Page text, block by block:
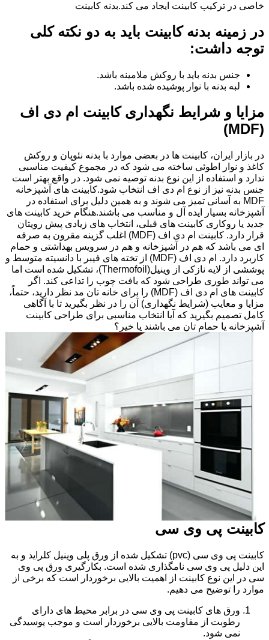
خاصی در ترکیب کابینت ایجاد می کند.بدنه کابینت
در زمینه بدنه کابینت باید به دو نکته کلی
توجه داشت:
جنس بدنه باید با روکش ملامینه باشد.
لبه بدنه با نوار پوشیده شده باشد.
مزایا و شرایط نگهداری کابینت ام دی اف
(MDF)
در بازار ایران، کابینت ها در بعضی موارد با بدنه نئوپان و روکش
کاغذ و نوار اطوئی ساخته می شود که در مجموع کیفیت مناسبی
ندارد و استفاده از این نوع بدنه توصیه نمی شود. در واقع بهتر است
جنس بدنه نیز از نوع ام دی اف انتخاب شود.کابینت های آشپزخانه
MDF به آسانی تمیز می شوند و به همین دلیل برای استفاده در
آشپزخانه بسیار ایده آل و مناسب می باشند.هنگام خرید کابینت های
جدید یا روکاری کابینت های قبلی، انتخاب های زیادی پیش رویتان
قرار دارد. کابینت ام دی اف (MDF) اغلب گزینه مقرون به صرفه
ای می باشد که هم در آشپزخانه و هم در سرویس بهداشتی و حمام
کاربرد دارد. ام دی اف (MDF) از تخته های فیبر با دانسیته متوسط و
پوششی از لایه نازکی از وینیل(Thermofoil)، تشکیل شده است اما
می تواند طوری طراحی شود که بافت چوب را تداعی کند. اگر
کابینت های ام دی اف (MDF) را برای خانه تان مد نظر دارید، حتماً،
مزایا و معایب (شرایط نگهداری) آن را در نظر بگیرید تا با آگاهی
کامل تصمیم بگیرید که آیا انتخاب مناسبی برای طراحی کابینت
آشپزخانه یا حمام تان می باشند یا خیر؟
کابینت پی وی سی
کابینت پی وی سی (pvc) تشکیل شده از ورق پلی وینیل کلراید و به
این دلیل پی وی سی نامگذاری شده است. بکارگیری ورق پی وی
سی در این نوع کابینت از اهمیت بالایی برخوردار است که برخی از
موارد را توضیح می دهیم.
ورق های کابینت پی وی سی در برابر محیط های دارای
رطوبت از مقاومت بالایی برخوردار است و موجب پوسیدگی
نمی شود.